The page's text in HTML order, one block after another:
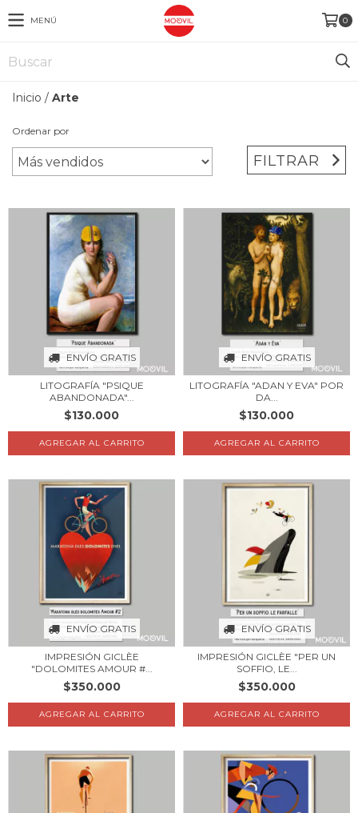
MENÚ 0
Inicio / Arte
Ordenar por
FILTRAR
ENVÍO GRATIS
LITOGRAFÍA "PSIQUE
ABANDONADA"...
$130.000
AGREGAR AL CARRITO
ENVÍO GRATIS
LITOGRAFÍA "ADAN Y EVA" POR
DA...
$130.000
AGREGAR AL CARRITO
ENVÍO GRATIS
IMPRESIÓN GICLÈE
"DOLOMITES AMOUR #...
$350.000
AGREGAR AL CARRITO
ENVÍO GRATIS
IMPRESIÓN GICLÈE "PER UN
SOFFIO, LE...
$350.000
AGREGAR AL CARRITO